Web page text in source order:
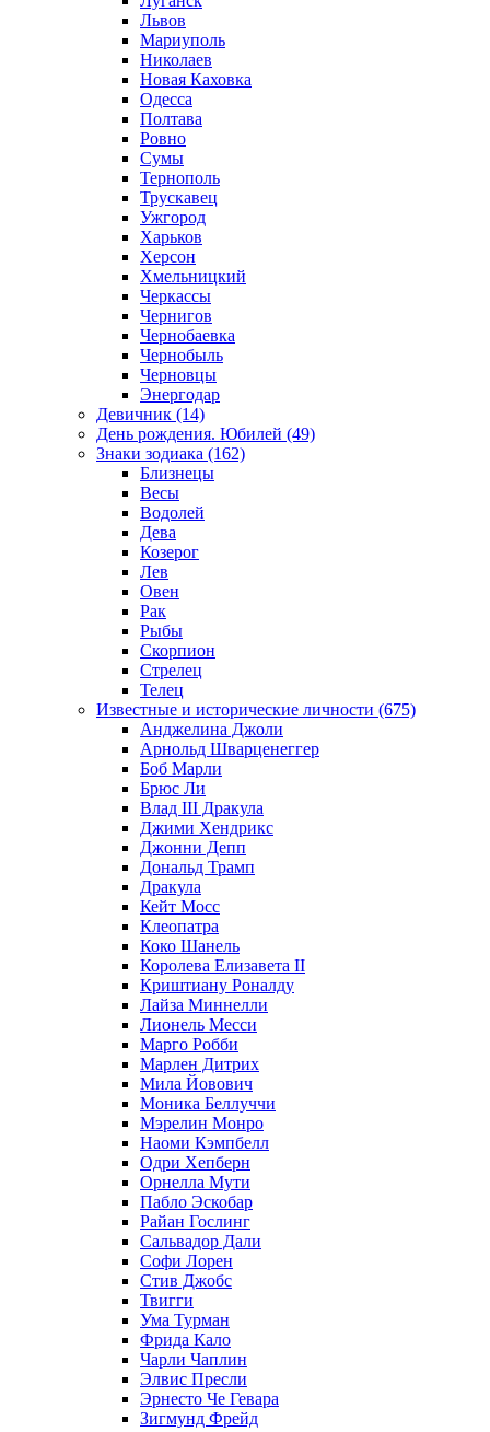
Львов
Мариуполь
Николаев
Новая Каховка
Одесса
Полтава
Ровно
Сумы
Тернополь
Трускавец
Ужгород
Харьков
Херсон
Хмельницкий
Черкассы
Чернигов
Чернобаевка
Чернобыль
Черновцы
Энергодар
Девичник (14)
День рождения. Юбилей (49)
Знаки зодиака (162)
Близнецы
Весы
Водолей
Дева
Козерог
Лев
Овен
Рак
Рыбы
Скорпион
Стрелец
Телец
Известные и исторические личности (675)
Анджелина Джоли
Арнольд Шварценеггер
Боб Марли
Брюс Ли
Влад III Дракула
Джими Хендрикс
Джонни Депп
Дональд Трамп
Дракула
Кейт Мосс
Клеопатра
Коко Шанель
Королева Елизавета II
Криштиану Роналду
Лайза Миннелли
Лионель Месси
Марго Робби
Марлен Дитрих
Мила Йовович
Моника Беллуччи
Мэрелин Монро
Наоми Кэмпбелл
Одри Хепберн
Орнелла Мути
Пабло Эскобар
Райан Гослинг
Сальвадор Дали
Софи Лорен
Стив Джобс
Твигги
Ума Турман
Фрида Кало
Чарли Чаплин
Элвис Пресли
Эрнесто Че Гевара
Зигмунд Фрейд